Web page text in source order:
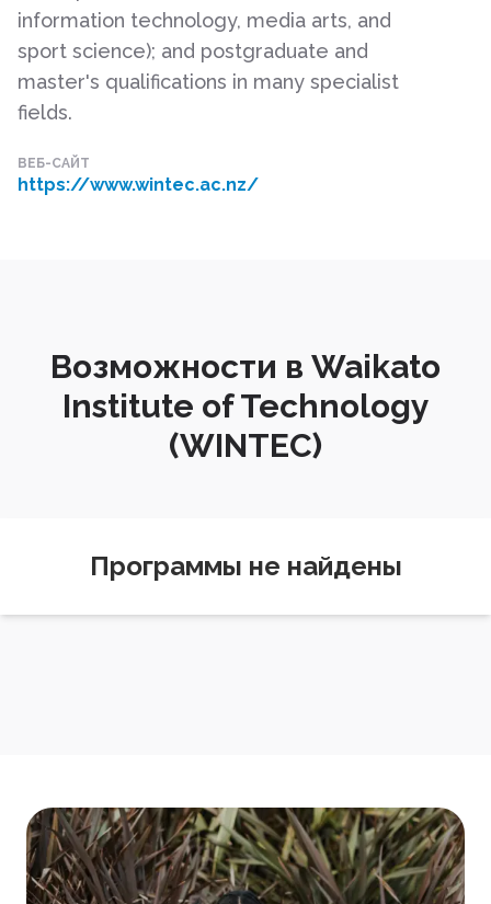
information technology, media arts, and
sport science); and postgraduate and
master's qualifications in many specialist
fields.
ВЕБ-САЙТ
https://www.wintec.ac.nz/
Возможности в Waikato
Institute of Technology
(WINTEC)
Программы не найдены